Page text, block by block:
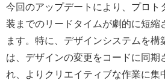
今回のアップデートにより、プロト
装までのリードタイムが劇的に短縮
ます。特に、デザインシステムを構
は、デザインの変更をコードに同期
れ、よりクリエイティブな作業に集